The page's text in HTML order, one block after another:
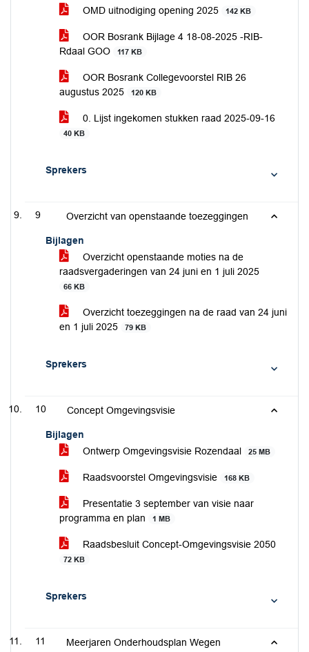
OMD uitnodiging opening 2025 142 KB
OOR Bosrank Bijlage 4 18-08-2025 -RIB-
Rdaal GOO
117 KB
OOR Bosrank Collegevoorstel RIB 26
augustus 2025
120 KB
0. Lijst ingekomen stukken raad 2025-09-16
40 KB
Sprekers
9 Overzicht van openstaande toezeggingen
Bijlagen
Overzicht openstaande moties na de
raadsvergaderingen van 24 juni en 1 juli 2025
66 KB
Overzicht toezeggingen na de raad van 24 juni
en 1 juli 2025
79 KB
Sprekers
10 Concept Omgevingsvisie
Bijlagen
Ontwerp Omgevingsvisie Rozendaal
25 MB
Raadsvoorstel Omgevingsvisie 168 KB
Presentatie 3 september van visie naar
programma en plan
1 MB
Raadsbesluit Concept-Omgevingsvisie 2050
72 KB
Sprekers
11 Meerjaren Onderhoudsplan Wegen